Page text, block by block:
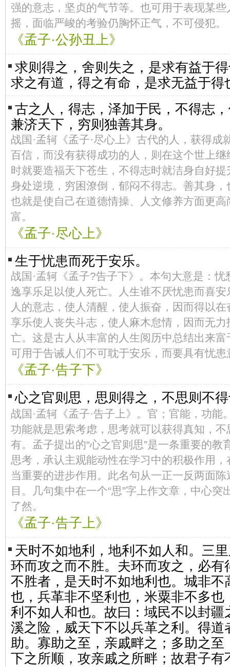
强的意志，坚贞的气节等。也可用于表现某
摇，面临严峻的考验仍胸怀正气，不可侵犯。
《孟子·公孙丑上》
求则得之，舍则失之，是求有益于
求之有道，得之有命，是求无益于得
古之人，得志，泽加于民，不得志
兼济天下，穷则独善其身。
战国·孟轲《孟子·尽心上》古代的人，获得成
百信，而没有获得成功的人，则在这个世上
时就要造福天下苍生，不得志时就洁身自好
身处逆境，穷困潦倒，郁闷不得志。善其身
也就是使自己在道德情操、人文修养方面更
富。
《孟子·尽心上》
生于忧患而死于安乐。
战国·孟轲《孟子?告子下》。本句大意是：
逸享乐足以使人死亡。人生谁不厌忧患而喜
人的意志，使人清醒，使人振奋，因而得以
享乐使人丧失斗志，使人麻木怠情，因而无
亡。这是古人从丰富的人生阅历中总结出来
可用于告诫人们不可耽于安乐，而要具有忧患
《孟子·告子下》
心之官则思，思则得之，不思则不
战国·孟轲《孟子·告子上》。官；官能，功能
功能就是思索考虑，思考就可以获得真知，
有。孟子提出的“心之官则思”是一条重要的教
思考，承认主观能动性在学习中的积极作用
当重要的进步作用。此名句从一正一反两面
目。几句集中在一个“思”字上作文章，中心突
了然。
《孟子·告子上》
天时不如地利，地利不如人和。三
环而攻之而不胜。夫环而攻之，必有
不胜者，是天时不如地利也。城非不
也，兵革非不坚利也，米粟非不多也
利不如人和也。故曰：域民不以封疆
溪之险，威天下不以兵革之利。得道
助。寡助之至，亲戚畔之；多助之至
下之所顺，攻亲戚之所畔；故君子有